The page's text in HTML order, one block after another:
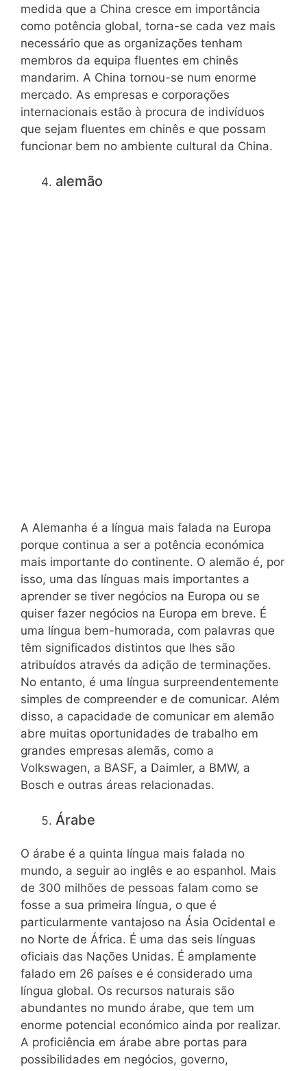
medida que a China cresce em importância
como potência global, torna-se cada vez mais
necessário que as organizações tenham
membros da equipa fluentes em chinês
mandarim. A China tornou-se num enorme
mercado. As empresas e corporações
internacionais estão à procura de indivíduos
que sejam fluentes em chinês e que possam
funcionar bem no ambiente cultural da China.
alemão
A Alemanha é a língua mais falada na Europa
porque continua a ser a potência económica
mais importante do continente. O alemão é, por
isso, uma das línguas mais importantes a
aprender se tiver negócios na Europa ou se
quiser fazer negócios na Europa em breve. É
uma língua bem-humorada, com palavras que
têm significados distintos que lhes são
atribuídos através da adição de terminações.
No entanto, é uma língua surpreendentemente
simples de compreender e de comunicar. Além
disso, a capacidade de comunicar em alemão
abre muitas oportunidades de trabalho em
grandes empresas alemãs, como a
Volkswagen, a BASF, a Daimler, a BMW, a
Bosch e outras áreas relacionadas.
Árabe
O árabe é a quinta língua mais falada no
mundo, a seguir ao inglês e ao espanhol. Mais
de 300 milhões de pessoas falam como se
fosse a sua primeira língua, o que é
particularmente vantajoso na Ásia Ocidental e
no Norte de África. É uma das seis línguas
oficiais das Nações Unidas. É amplamente
falado em 26 países e é considerado uma
língua global. Os recursos naturais são
abundantes no mundo árabe, que tem um
enorme potencial económico ainda por realizar.
A proficiência em árabe abre portas para
possibilidades em negócios, governo,